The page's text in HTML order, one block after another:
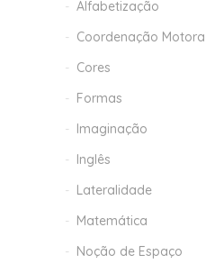
Alfabetização
Coordenação Motora
Cores
Formas
Imaginação
Inglês
Lateralidade
Matemática
Noção de Espaço